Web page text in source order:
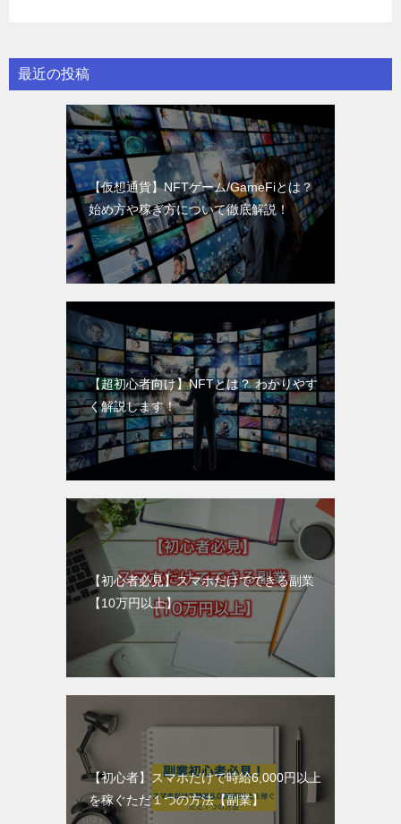
最近の投稿
【仮想通貨】NFTゲーム/GameFiとは？
始め方や稼ぎ方について徹底解説！
【超初心者向け】NFTとは？ わかりやす
く解説します！
【初心者必見】スマホだけでできる副業
【10万円以上】
【初心者】スマホだけで時給6,000円以上
を稼ぐただ１つの方法【副業】